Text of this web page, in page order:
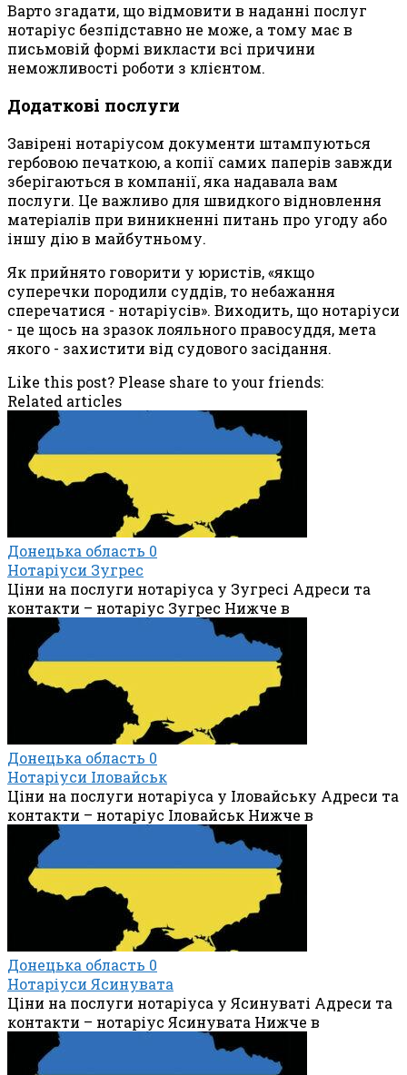
Варто згадати, що відмовити в наданні послуг
нотаріус безпідставно не може, а тому має в
письмовій формі викласти всі причини
неможливості роботи з клієнтом.
Додаткові послуги
Завірені нотаріусом документи штампуються
гербовою печаткою, а копії самих паперів завжди
зберігаються в компанії, яка надавала вам
послуги. Це важливо для швидкого відновлення
матеріалів при виникненні питань про угоду або
іншу дію в майбутньому.
Як прийнято говорити у юристів, «якщо
суперечки породили суддів, то небажання
сперечатися - нотаріусів». Виходить, що нотаріуси
- це щось на зразок лояльного правосуддя, мета
якого - захистити від судового засідання.
Like this post? Please share to your friends:
Related articles
Донецька область 0
Нотаріуси Зугрес
Ціни на послуги нотаріуса у Зугресі Адреси та
контакти – нотаріус Зугрес Нижче в
Донецька область 0
Нотаріуси Іловайськ
Ціни на послуги нотаріуса у Іловайську Адреси та
контакти – нотаріус Іловайськ Нижче в
Донецька область 0
Нотаріуси Ясинувата
Ціни на послуги нотаріуса у Ясинуваті Адреси та
контакти – нотаріус Ясинувата Нижче в